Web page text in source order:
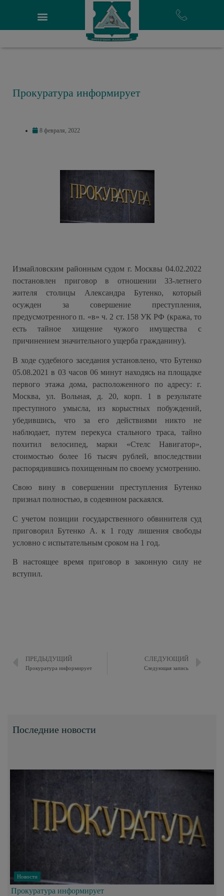
Прокуратура информирует
8 февраля, 2022
Измайловским районным судом г. Москвы 04.02.2022
постановлен приговор в отношении 33-летнего
жителя столицы Александра Бутенко, который
осужден за совершение преступления,
предусмотренного п. «в» ч. 2 ст. 158 УК РФ (кража, то
есть тайное хищение чужого имущества с
причинением значительного ущерба гражданину).
В ходе судебного заседания установлено, что Бутенко
05.08.2021 в 03 часов 06 минут находясь на площадке
первого этажа дома, расположенного по адресу: г.
Москва, ул. Вольная, д. 20, корп. 1 в результате
преступного умысла, из корыстных побуждений,
убедившись, что за его действиями никто не
наблюдает, путем перекуса стального траса, тайно
похитил велосипед, марки «Стелс Навигатор»,
стоимостью более 16 тысяч рублей, впоследствии
распорядившись похищенным по своему усмотрению.
Свою вину в совершении преступления Бутенко
признал полностью, в содеянном раскаялся.
С учетом позиции государственного обвинителя суд
приговорил Бутенко А. к 1 году лишения свободы
условно с испытательным сроком на 1 год.
В настоящее время приговор в законную силу не
вступил.
ПРЕДЫДУЩИЙ
Прокуратура информирует
СЛЕДУЮЩИЙ
Следующая запись
Последние новости
Новости
Прокуратура информирует